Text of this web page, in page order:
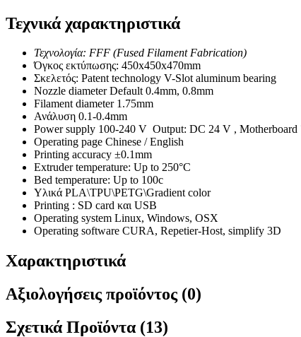
Τεχνικά χαρακτηριστικά
Τεχνολογία: FFF (Fused Filament Fabrication)
Όγκος εκτύπωσης: 450x450x470mm
Σκελετός: Patent technology V-Slot aluminum bearing
Nozzle diameter Default 0.4mm, 0.8mm
Filament diameter 1.75mm
Ανάλυση 0.1-0.4mm
Power supply 100-240 V Output: DC 24 V ,
Operating page Chinese / English
Printing accuracy ±0.1mm
Extruder temperature: Up to 250°C
Bed temperature: Up to 100c
Υλικά PLA\TPU\PETG\Gradient color
Printing : SD card και USB
Operating system Linux, Windows, OSX
Operating software CURA, Repetier-Host, simplify 3D
Χαρακτηριστικά
Αξιολογήσεις προϊόντος (0)
Σχετικά Προϊόντα (13)